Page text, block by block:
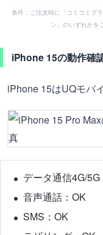
条件：ご注文時に「コミコミプ
ン」のいずれかを
iPhone 15の動作確
iPhone 15はUQモバ
データ通信4G/5G
音声通話：OK
SMS：OK